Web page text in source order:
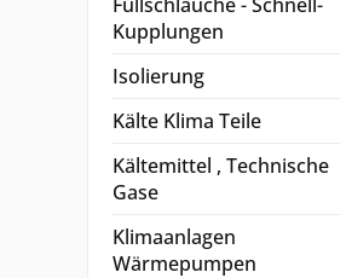
Kupplungen
Isolierung
Kälte Klima Teile
Kältemittel , Technische
Gase
Klimaanlagen
Wärmepumpen